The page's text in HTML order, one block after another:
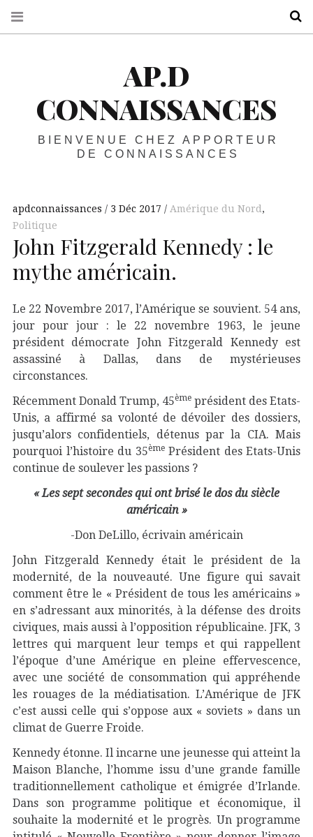
AP.D
CONNAISSANCES
BIENVENUE CHEZ APPORTEUR
DE CONNAISSANCES
apdconnaissances 3 Déc 2017 Amérique du Nord ,
Politique
John Fitzgerald Kennedy : le
mythe américain.
Le 22 Novembre 2017, l’Amérique se souvient. 54 ans,
jour pour jour : le 22 novembre 1963, le jeune
président démocrate John Fitzgerald Kennedy est
assassiné à Dallas, dans de mystérieuses
circonstances.
Récemment Donald Trump, 45ème président des Etats-
Unis, a affirmé sa volonté de dévoiler des dossiers,
jusqu’alors confidentiels, détenus par la CIA. Mais
pourquoi l’histoire du 35èmePrésident des Etats-Unis
continue de soulever les passions ?
« Les sept secondes qui ont brisé le dos du siècle
américain »
-Don DeLillo, écrivain américain
John Fitzgerald Kennedy était le président de la
modernité, de la nouveauté. Une figure qui savait
comment être le « Président de tous les américains »
en s’adressant aux minorités, à la défense des droits
civiques, mais aussi à l’opposition républicaine. JFK, 3
lettres qui marquent leur temps et qui rappellent
l’époque d’une Amérique en pleine effervescence,
avec une société de consommation qui appréhende
les rouages de la médiatisation. L’Amérique de JFK
c’est aussi celle qui s’oppose aux « soviets » dans un
climat de Guerre Froide.
Kennedy étonne. Il incarne une jeunesse qui atteint la
Maison Blanche, l’homme issu d’une grande famille
traditionnellement catholique et émigrée d’Irlande.
Dans son programme politique et économique, il
souhaite la modernité et le progrès. Un programme